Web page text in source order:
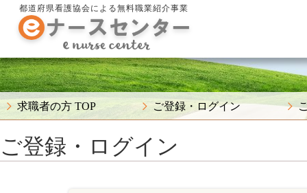
都道府県看護協会による無料職業紹介事業
求職者の方 TOP ご登録・ログイン
ご登録・ログイン